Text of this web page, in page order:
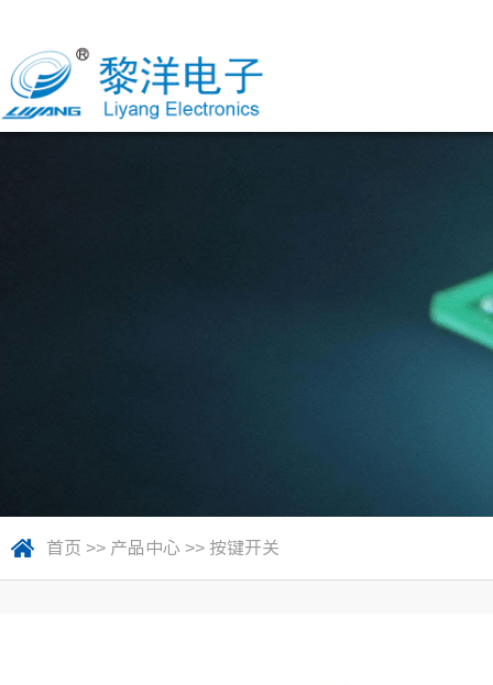
首页 >> 产品中心 >> 按键开关